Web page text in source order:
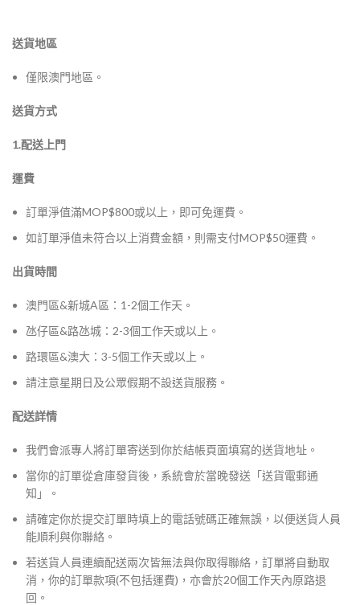
送貨地區
僅限澳門地區。
送貨方式
1.配送上門
運費
訂單淨值滿MOP$800或以上，即可免運費。
如訂單淨值未符合以上消費金額，則需支付MOP$50運費。
出貨時間
澳門區&新城A區：1-2個工作天。
氹仔區&路氹城：2-3個工作天或以上。
路環區&澳大：3-5個工作天或以上。
請注意星期日及公眾假期不設送貨服務。
配送詳情
我們會派專人將訂單寄送到你於結帳頁面填寫的送貨地址。
當你的訂單從倉庫發貨後，系統會於當晚發送「送貨電郵通
知」。
請確定你於提交訂單時填上的電話號碼正確無誤，以便送貨人員
能順利與你聯絡。
若送貨人員連續配送兩次皆無法與你取得聯絡，訂單將自動取
消，你的訂單款項(不包括運費)，亦會於20個工作天內原路退
回。